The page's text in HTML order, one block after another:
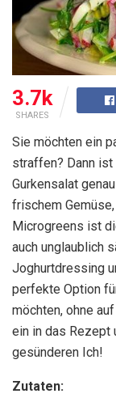
3.7k
SHARES
Sie möchten ein
straffen? Dann
Gurkensalat
frischem
Microgreens ist
auch unglaublich
Joghurtdressing
perfekte Option
möchten, ohne
ein in das Rezept
gesünderen Ich!
Zutaten: